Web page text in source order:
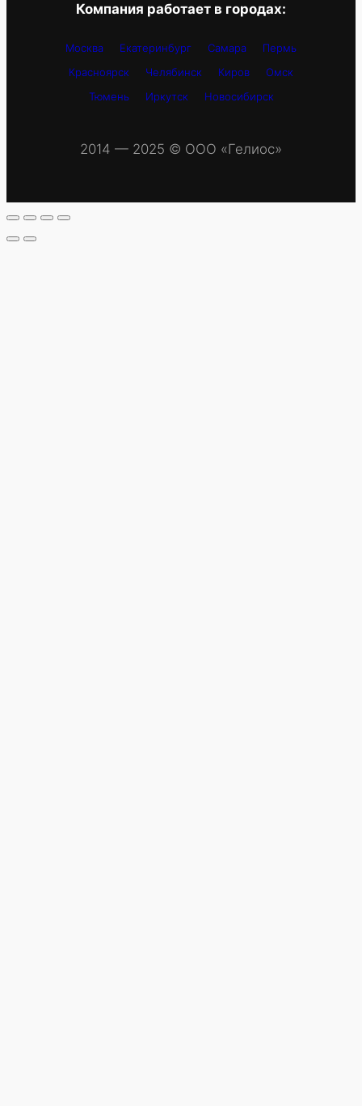
Компания работает в городах:
Москва Екатеринбург Самара
Пермь
Красноярск
Челябинск Киров
Омск
Тюмень
Иркутск Новосибирск
2014 — 2025 © OOO «Гелиос»